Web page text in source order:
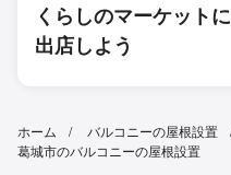
くらしのマーケットに
出店しよう
ホーム バルコニーの屋根設置
葛城市のバルコニーの屋根設置